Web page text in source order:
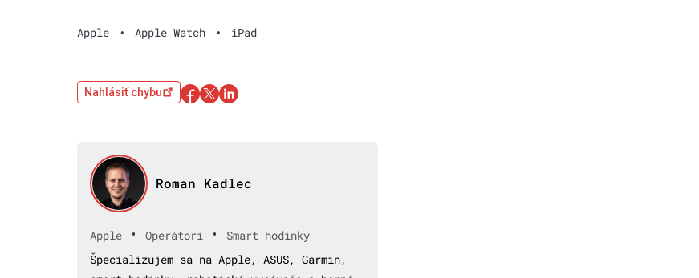
Apple • Apple Watch • iPad
Nahlásiť chybu
Roman Kadlec
Apple • Operátori •
Smart hodinky
Špecializujem sa na Apple, ASUS, Garmin,